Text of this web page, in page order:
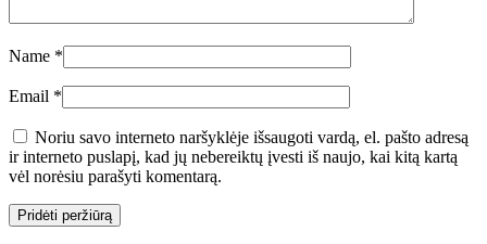
Name *
Email *
Noriu savo interneto naršyklėje išsaugoti vardą, el. pašto adresą
ir interneto puslapį, kad jų nebereiktų įvesti iš naujo, kai kitą kartą
vėl norėsiu parašyti komentarą.